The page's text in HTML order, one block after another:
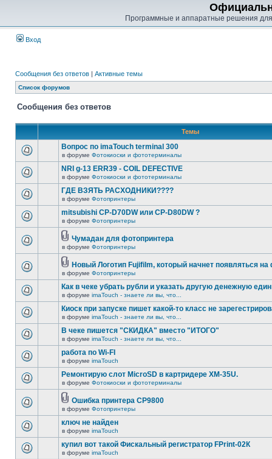
Программные и аппаратные решения
Вход
Сообщения без ответов | Активные темы
Список форумов
Сообщения без ответов
Темы
Вопрос по imaTouch terminal 300
в форуме Фотокиоски и фототерминалы
NRI g-13 ERR39 - COIL DEFECTIVE
в форуме Фотокиоски и фототерминалы
ГДЕ ВЗЯТЬ РАСХОДНИКИ????
в форуме Фотопринтеры
mitsubishi CP-D70DW или CP-D80DW ?
в форуме Фотопринтеры
Чумадан для фотопринтера
в форуме Фотопринтеры
Новый Логотип Fujifilm, который начнет появляться на
в форуме Фотопринтеры
Как в чеке убрать рубли и указать другую денежную
в форуме imaTouch - знаете ли вы, что...
Киоск при запуске пишет какой-то класс не
в форуме imaTouch - знаете ли вы, что...
В чеке пишется "СКИДКА" вместо "ИТОГО"
в форуме imaTouch - знаете ли вы, что...
работа по Wi-FI
в форуме imaTouch
Ремонтирую слот MicroSD в картридере XM-35U.
в форуме Фотокиоски и фототерминалы
Ошибка принтера CP9800
в форуме Фотопринтеры
ключ не найден
в форуме imaTouch
купил вот такой Фискальный регистратор FPrint-02К
в форуме imaTouch